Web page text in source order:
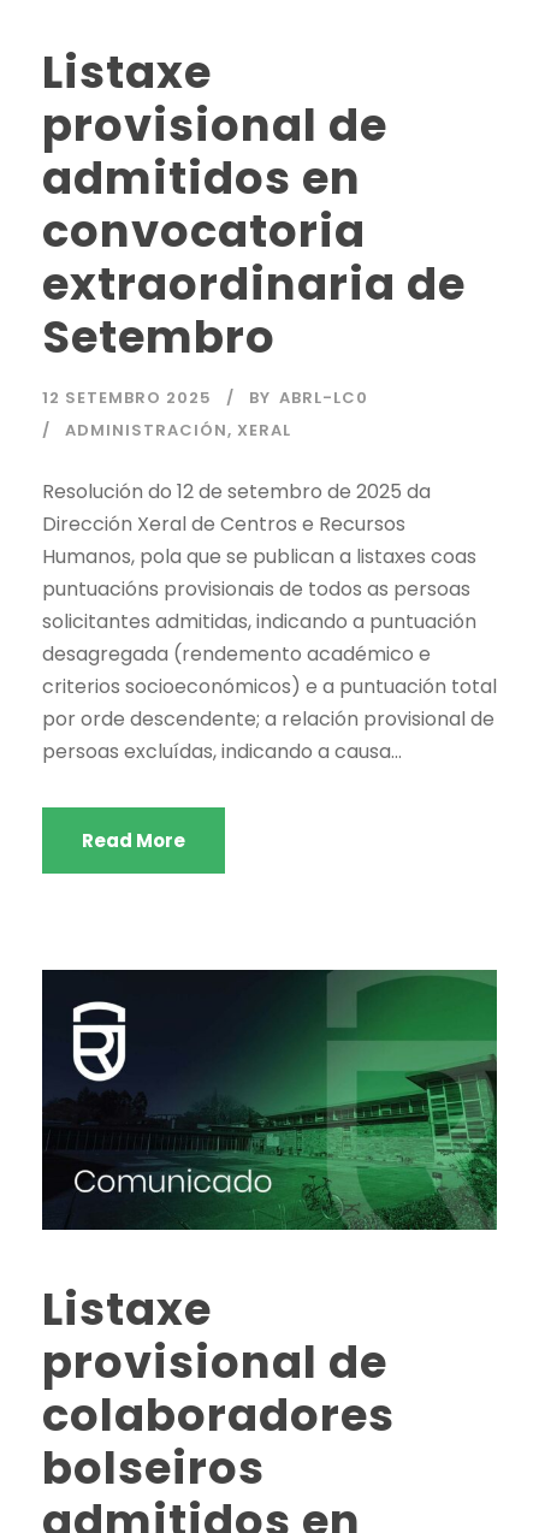
Listaxe
provisional de
admitidos en
convocatoria
extraordinaria de
Setembro
12 SETEMBRO 2025 BY ABRL-LC0
ADMINISTRACIÓN, XERAL
Resolución do 12 de setembro de 2025 da
Dirección Xeral de Centros e Recursos
Humanos, pola que se publican a listaxes coas
puntuacións provisionais de todos as persoas
solicitantes admitidas, indicando a puntuación
desagregada (rendemento académico e
criterios socioeconómicos) e a puntuación total
por orde descendente; a relación provisional de
persoas excluídas, indicando a causa...
Read More
Listaxe
provisional de
colaboradores
bolseiros